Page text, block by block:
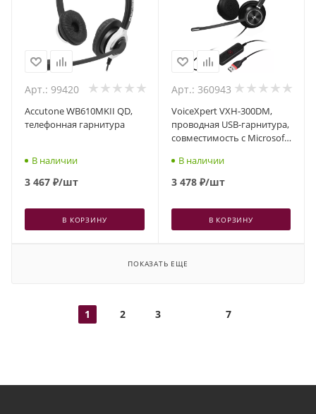
Арт.: 99420
Accutone WB610MKII QD,
телефонная гарнитура
В наличии
3 467 ₽/шт
В КОРЗИНУ
Арт.: 360943
VoiceXpert VXH-300DM,
проводная USB-гарнитура,
cовместимость с Microsoft
В наличии
3 478₽/шт
В КОРЗИНУ
ПОКАЗАТЬ ЕЩЕ
1 2 3 7